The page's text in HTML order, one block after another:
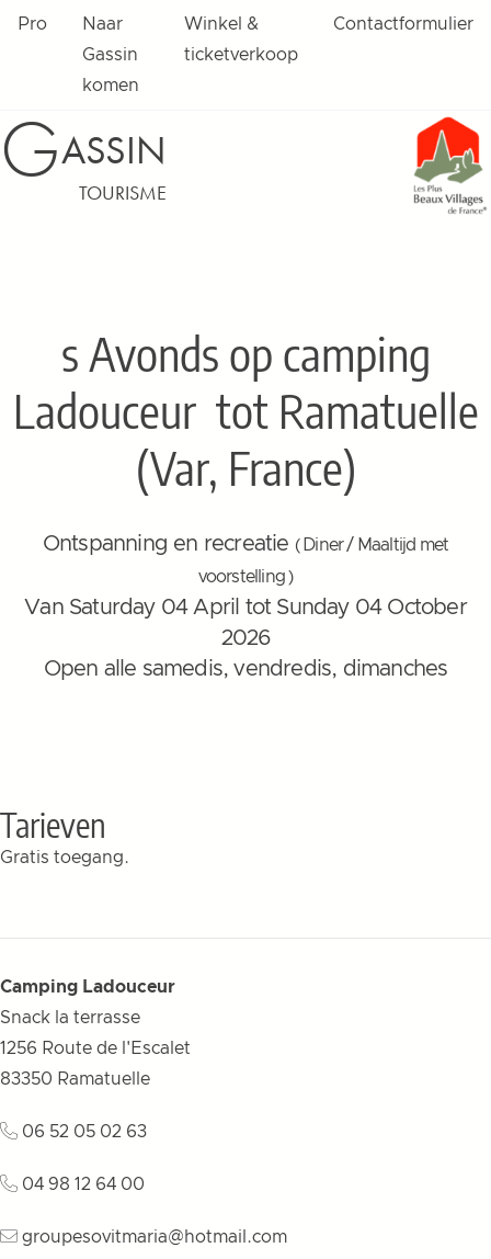
Pro
Naar
Gassin
komen
Winkel &
ticketverkoop
Contactformulier
GASSIN
TOURISME
s Avonds op camping
Ladouceurtot Ramatuelle
(Var, France)
Ontspanning en recreatie ( Diner / Maaltijd met
voorstelling )
Van Saturday 04 April tot Sunday 04 October
2026
Open alle samedis, vendredis, dimanches
Tarieven
Gratis toegang.
Camping Ladouceur
Snack la terrasse
1256 Route de l'Escalet
83350 Ramatuelle
06 52 05 02 63
04 98 12 64 00
groupesovitmaria@hotmail.com